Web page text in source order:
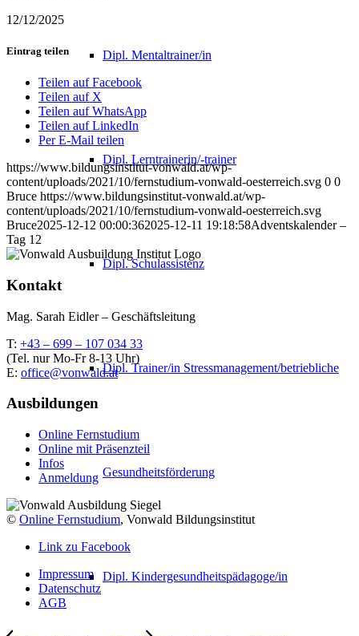
Dipl. Mentaltrainer/in
Dipl. Lerntrainerin/-trainer
Dipl. Schulassistenz
Dipl. Trainer/in Stressmanagement/betriebliche
Gesundheitsförderung
Dipl. Kindergesundheitspädagoge/in
12/12/2025
Eintrag teilen
Teilen auf Facebook
Teilen auf X
Teilen auf WhatsApp
Teilen auf LinkedIn
Per E-Mail teilen
https://www.bildungsinstitut-vonwald.at/wp-
content/uploads/2021/10/fernstudium-vonwald-oesterreich.svg 0 0
Bruce https://www.bildungsinstitut-vonwald.at/wp-
content/uploads/2021/10/fernstudium-vonwald-oesterreich.svg
Bruce2025-12-12 00:00:362025-12-11 19:18:58Adventskalender –
Tag 12
Kontakt
Mag. Sarah Eidler – Geschäftsleitung
T: +43 – 699 – 107 034 33
(Tel. nur Mo-Fr 8-13 Uhr)
E: office@vonwald.at
Ausbildungen
Online Fernstudium
Online mit Präsenzteil
Infos
Anmeldung
© Online Fernstudium, Vonwald Bildungsinstitut
Link zu Facebook
Impressum
Datenschutz
AGB